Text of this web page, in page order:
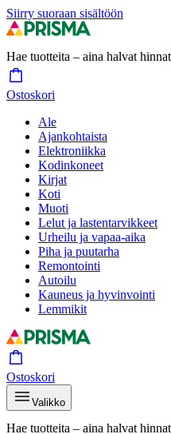
Siirry suoraan sisältöön
Hae tuotteita – aina halvat hinnat
Ostoskori
Ale
Ajankohtaista
Elektroniikka
Kodinkoneet
Kirjat
Koti
Muoti
Lelut ja lastentarvikkeet
Urheilu ja vapaa-aika
Piha ja puutarha
Remontointi
Autoilu
Kauneus ja hyvinvointi
Lemmikit
Ostoskori
Valikko
Hae tuotteita – aina halvat hinnat